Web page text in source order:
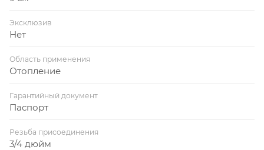
Эксклюзив
Нет
Область применения
Отопление
Гарантийный документ
Паспорт
Резьба присоединения
3/4 дюйм